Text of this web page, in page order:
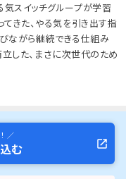
気スイッチグループが学習
てきた、やる気を引き出す指
ながら継続できる仕組み
した、まさに次世代のため
／
む